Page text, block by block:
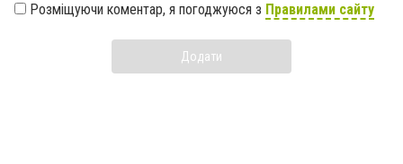
Розміщуючи коментар, я погоджуюся з Правилами сайту
Додати